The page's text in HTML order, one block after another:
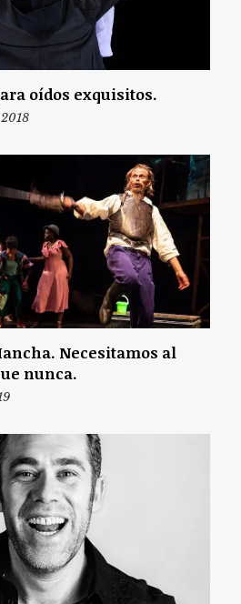
oídos exquisitos.
Necesitamos al
nunca.